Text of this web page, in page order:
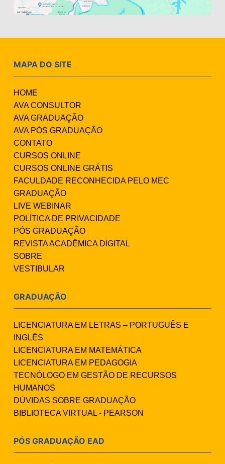
MAPA DO SITE
HOME
AVA CONSULTOR
AVA GRADUAÇÃO
AVA PÓS GRADUAÇÃO
CONTATO
CURSOS ONLINE
CURSOS ONLINE GRÁTIS
FACULDADE RECONHECIDA PELO MEC
GRADUAÇÃO
LIVE WEBINAR
POLÍTICA DE PRIVACIDADE
PÓS GRADUAÇÃO
REVISTA ACADÊMICA DIGITAL
SOBRE
VESTIBULAR
GRADUAÇÃO
LICENCIATURA EM LETRAS – PORTUGUÊS E
INGLÊS
LICENCIATURA EM MATEMÁTICA
LICENCIATURA EM PEDAGOGIA
TECNÓLOGO EM GESTÃO DE RECURSOS
HUMANOS
DÚVIDAS SOBRE GRADUAÇÃO
BIBLIOTECA VIRTUAL - PEARSON
PÓS GRADUAÇÃO EAD